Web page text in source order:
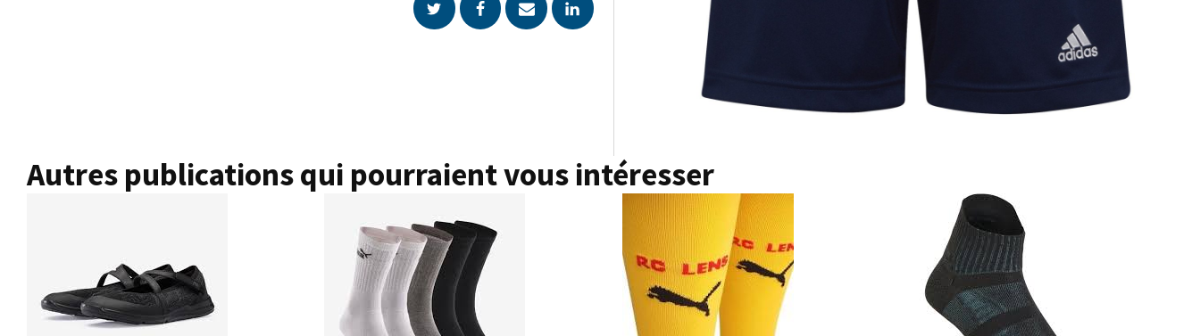
Autres publications qui pourraient vous intéresser